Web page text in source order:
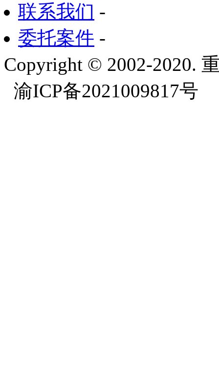
联系我们 -
委托案件 -
Copyright © 2002-2020.
渝ICP备2021009817号